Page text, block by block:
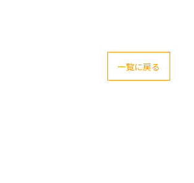
一覧に戻る